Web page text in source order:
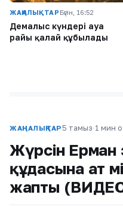
ЖАҢАЛЫҚТАР Бүгін, 16:52
Демалыс күндері ауа
райы қалай құбылады
ЖАҢАЛЫҚТАР 5 тамыз·1 мин
Жүрсін Ерман
құдасына ат
жапты